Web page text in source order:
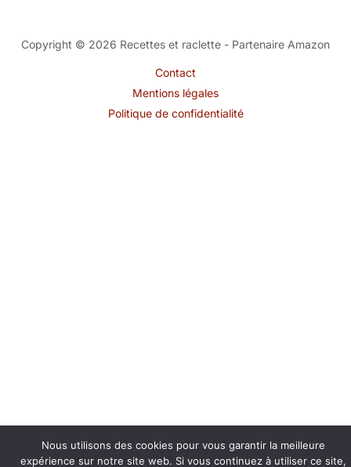
Copyright © 2026 Recettes et raclette - Partenaire Amazon
Contact
Mentions légales
Politique de confidentialité
Nous utilisons des cookies pour vous garantir la meilleure
expérience sur notre site web. Si vous continuez à utiliser ce site,